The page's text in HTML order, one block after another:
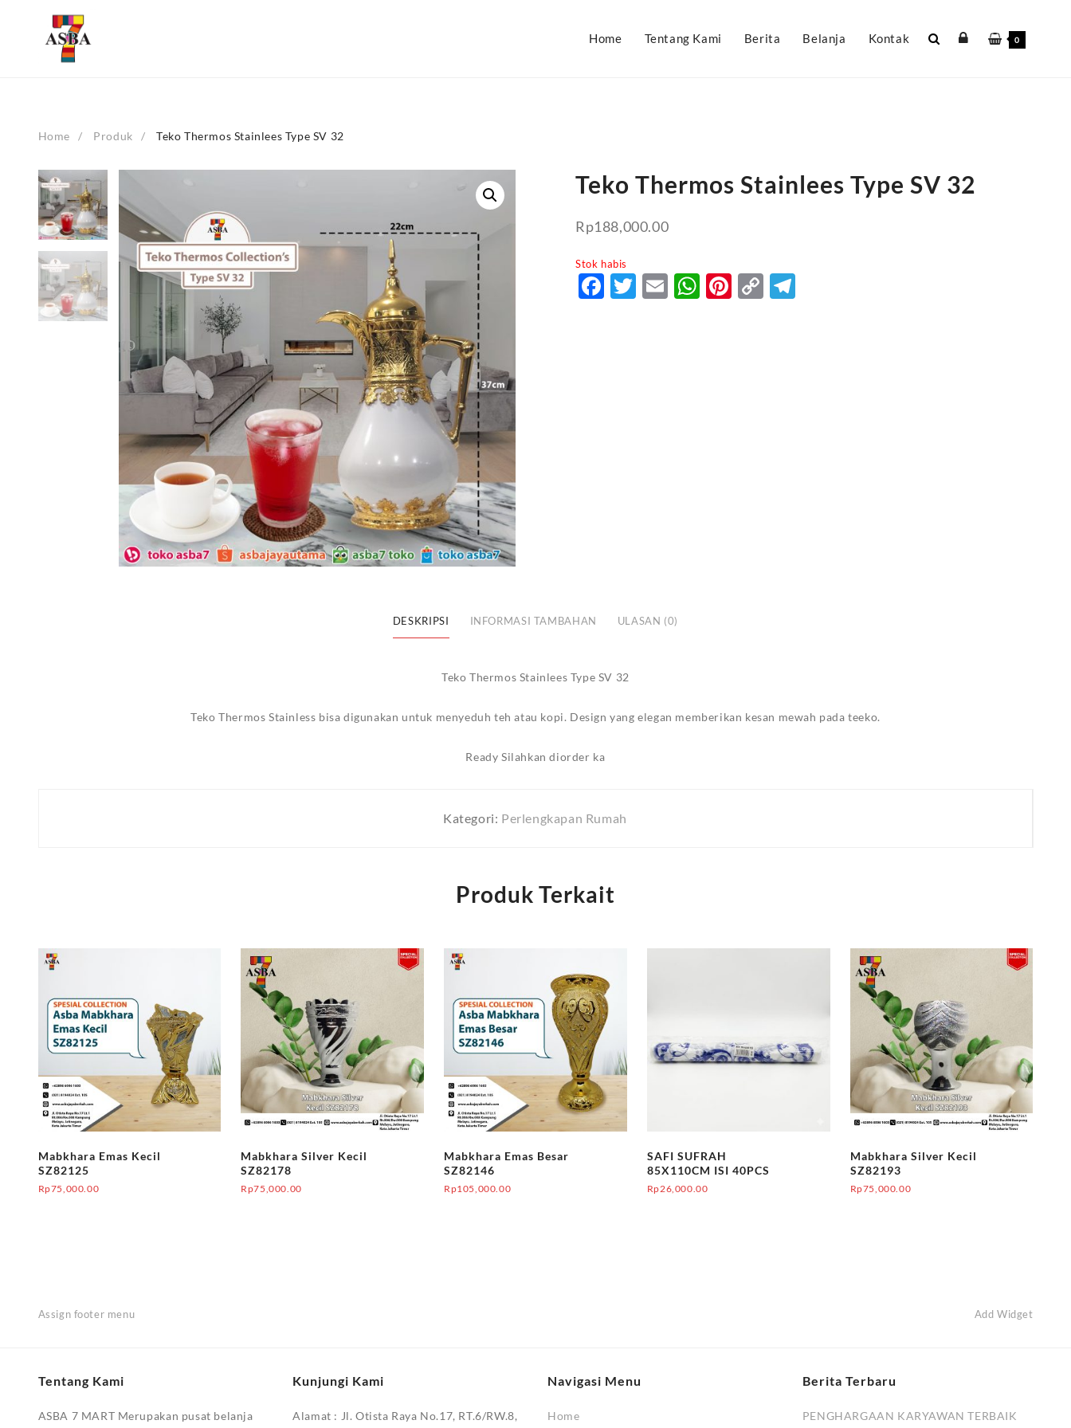
Home Tentang Kami Berita Belanja Kontak 0
Home Produk Teko Thermos Stainlees Type SV 32
Teko Thermos Stainlees Type SV 32
Rp188,000.00
Stok habis
Facebook
Twitter
EmailWhatsApp
Pinterest
CopyTelegram
DESKRIPSI INFORMASI TAMBAHAN ULASAN (0)
Teko Thermos Stainlees Type SV 32
Teko Thermos Stainless bisa digunakan untuk menyeduh teh atau kopi. Design yang elegan memberikan kesan mewah pada teeko.
Ready Silahkan diorder ka
Kategori: Perlengkapan Rumah
Produk Terkait
Mabkhara Emas Kecil
SZ82125
Rp75,000.00
Mabkhara Silver Kecil
SZ82178
Rp75,000.00
Mabkhara Emas Besar
SZ82146
Rp105,000.00
SAFI SUFRAH
85X110CM ISI 40PCS
Rp26,000.00
Mabkhara Silver Kecil
SZ82193
Rp75,000.00
Assign footer menu Add Widget
Tentang Kami
ASBA 7 MART Merupakan pusat belanja
Kunjungi Kami
Alamat : Jl. Otista Raya No.17, RT.6/RW.8,
Navigasi Menu
Home
Berita Terbaru
PENGHARGAAN KARYAWAN TERBAIK